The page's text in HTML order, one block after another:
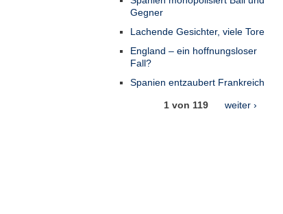
Gegner
Lachende Gesichter, viele Tore
England – ein hoffnungsloser
Fall?
Spanien entzaubert Frankreich
1 von 119 weiter ›